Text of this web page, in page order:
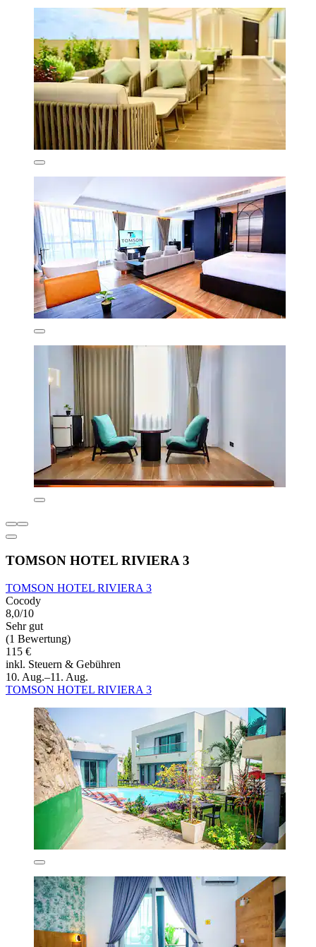
TOMSON HOTEL RIVIERA 3
TOMSON HOTEL RIVIERA 3
Cocody
8,0/10
Sehr gut
(1 Bewertung)
115 €
inkl. Steuern & Gebühren
10. Aug.–11. Aug.
TOMSON HOTEL RIVIERA 3